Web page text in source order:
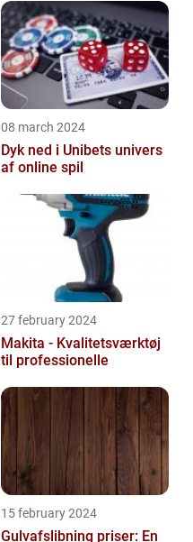
08 march 2024
Dyk ned i Unibets univers
af online spil
27 february 2024
Makita - Kvalitetsværktøj
til professionelle
15 february 2024
Gulvafslibning priser: En